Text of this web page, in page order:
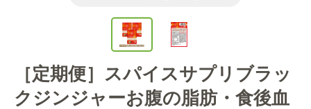
［定期便］スパイスサプリブラッ
クジンジャーお腹の脂肪・食後血